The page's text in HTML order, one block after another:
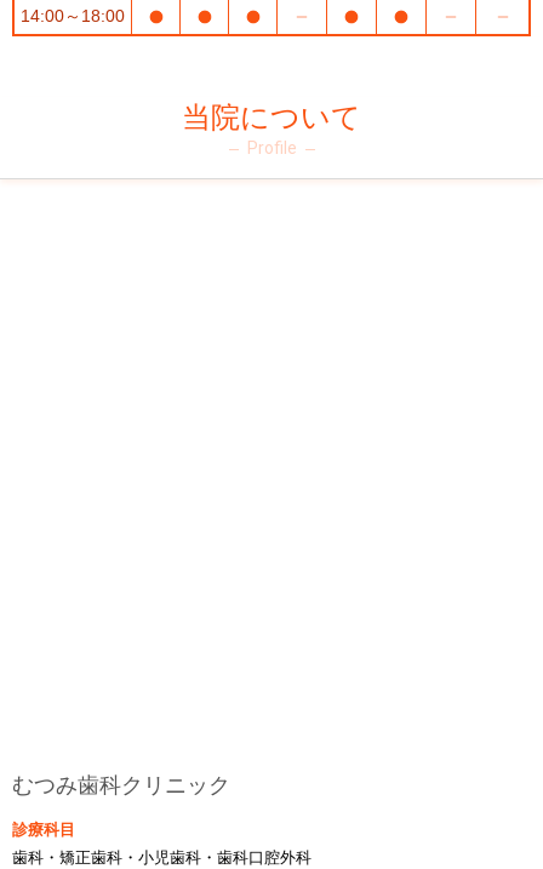
14:00～18:00
当院について
Profile
むつみ歯科クリニック
診療科目
歯科・矯正歯科・小児歯科・歯科口腔外科